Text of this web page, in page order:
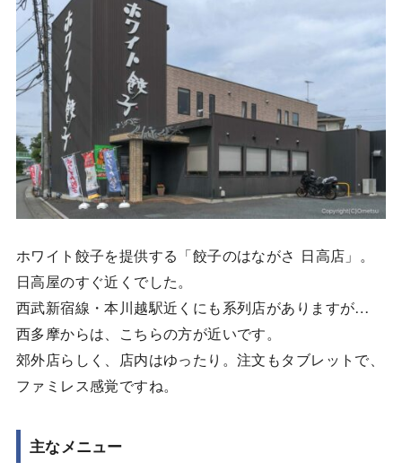
ホワイト餃子を提供する「餃子のはながさ 日高店」。
日高屋のすぐ近くでした。
西武新宿線・本川越駅近くにも系列店がありますが…
西多摩からは、こちらの方が近いです。
郊外店らしく、店内はゆったり。注文もタブレットで、
ファミレス感覚ですね。
主なメニュー